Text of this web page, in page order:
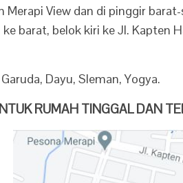
Merapi View dan di pinggir
ke barat, belok kiri ke Jl. Kapten
Dayu, Sleman, Yogya.
RUMAH TINGGAL DAN